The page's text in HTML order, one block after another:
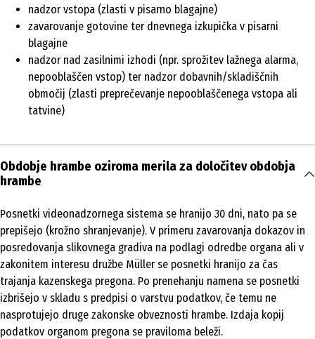
nadzor vstopa (zlasti v pisarno blagajne)
zavarovanje gotovine ter dnevnega izkupička v pisarni
blagajne
nadzor nad zasilnimi izhodi (npr. sprožitev lažnega alarma,
nepooblaščen vstop) ter nadzor dobavnih/skladiščnih
območij (zlasti preprečevanje nepooblaščenega vstopa ali
tatvine)
Obdobje hrambe oziroma merila za določitev obdobja
hrambe
Posnetki videonadzornega sistema se hranijo 30 dni, nato pa se
prepišejo (krožno shranjevanje). V primeru zavarovanja dokazov in
posredovanja slikovnega gradiva na podlagi odredbe organa ali v
zakonitem interesu družbe Müller se posnetki hranijo za čas
trajanja kazenskega pregona. Po prenehanju namena se posnetki
izbrišejo v skladu s predpisi o varstvu podatkov, če temu ne
nasprotujejo druge zakonske obveznosti hrambe. Izdaja kopij
podatkov organom pregona se praviloma beleži.